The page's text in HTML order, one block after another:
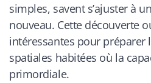
simples, savent s’ajuster à
nouveau. Cette découverte
intéressantes pour préparer
spatiales habitées où la
primordiale.